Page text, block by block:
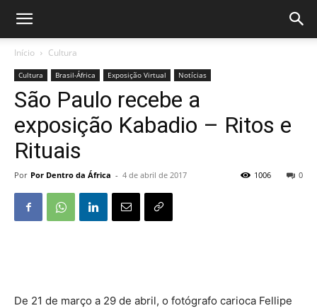
Início Cultura
Cultura Brasil-África Exposição Virtual Notícias
São Paulo recebe a
exposição Kabadio – Ritos e
Rituais
Por Por Dentro da África - 4 de abril de 2017 0
1006
De 21 de março a 29 de abril, o fotógrafo carioca Fellipe